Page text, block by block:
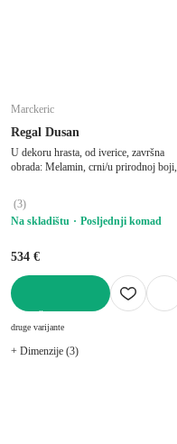
Marckeric
Regal Dusan
U dekoru hrasta, od iverice, završna
obrada: Melamin, crni/u prirodnoj boji,
(3)
Na skladištu
Posljednji komad
534 €
druge varijante
+ Dimenzije (3)